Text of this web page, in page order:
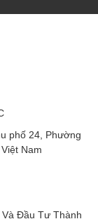
phố 24, Phường
Nam
Đầu Tư Thành